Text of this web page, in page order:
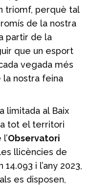
triomf, perquè tal
de la nostra
partir de la
que un esport
vegada més
la nostra feina
limitada al Baix
a tot el territori
Observatori
llicències de
i l’any 2023,
es disposen,